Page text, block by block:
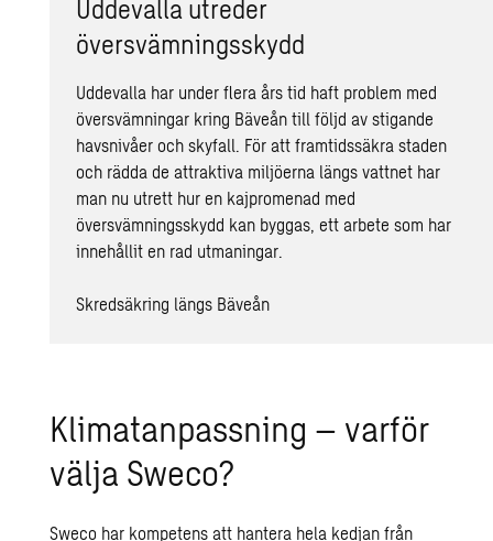
Uddevalla utreder
översvämningsskydd
Uddevalla har under flera års tid haft problem med
översvämningar kring Bäveån till följd av stigande
havsnivåer och skyfall. För att framtidssäkra staden
och rädda de attraktiva miljöerna längs vattnet har
man nu utrett hur en kajpromenad med
översvämningsskydd kan byggas, ett arbete som har
innehållit en rad utmaningar.
Skredsäkring längs Bäveån
Klimatanpassning – varför
välja Sweco?
Sweco har kompetens att hantera hela kedjan från